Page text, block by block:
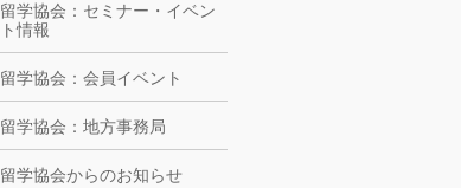
留学協会：セミナー・イベン
ト情報
留学協会：会員イベント
留学協会：地方事務局
留学協会からのお知らせ